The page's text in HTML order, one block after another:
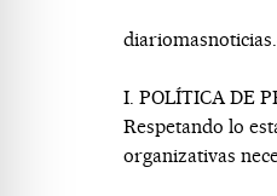
I. POLÍTICA DE
Respetando lo
organizativas